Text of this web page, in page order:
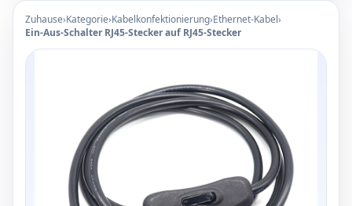
Zuhause›Kategorie›Kabelkonfektionierung›Ethernet-Kabel›
Ein-Aus-Schalter RJ45-Stecker auf RJ45-Stecker